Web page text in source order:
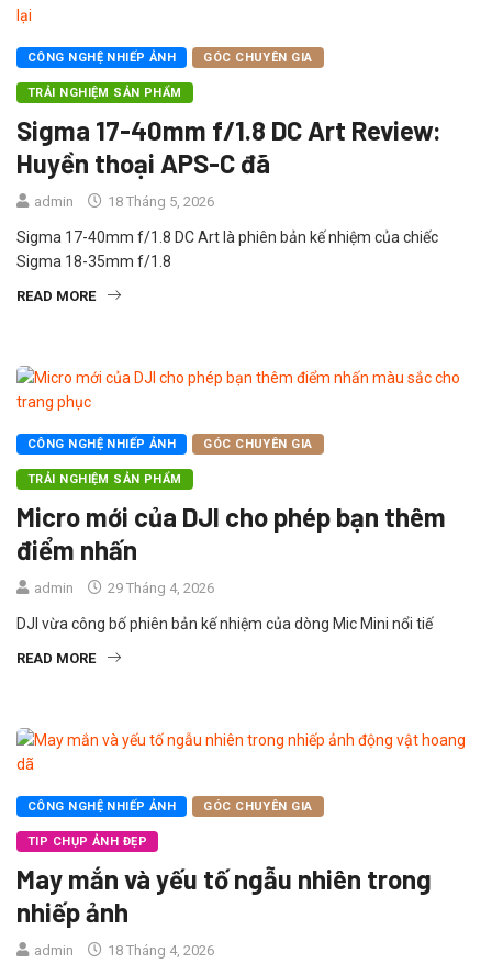
CÔNG NGHỆ NHIẾP ẢNH GÓC CHUYÊN GIA
TRẢI NGHIỆM SẢN PHẨM
Sigma 17-40mm f/1.8 DC Art Review:
Huyền thoại APS-C đã
admin 18 Tháng 5, 2026
Sigma 17-40mm f/1.8 DC Art là phiên bản kế nhiệm của chiếc
Sigma 18-35mm f/1.8
READ MORE
CÔNG NGHỆ NHIẾP ẢNH GÓC CHUYÊN GIA
TRẢI NGHIỆM SẢN PHẨM
Micro mới của DJI cho phép bạn thêm
điểm nhấn
admin 29 Tháng 4, 2026
DJI vừa công bố phiên bản kế nhiệm của dòng Mic Mini nổi tiế
READ MORE
CÔNG NGHỆ NHIẾP ẢNH GÓC CHUYÊN GIA
TIP CHỤP ẢNH ĐẸP
May mắn và yếu tố ngẫu nhiên trong
nhiếp ảnh
admin 18 Tháng 4, 2026